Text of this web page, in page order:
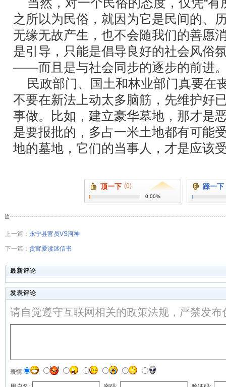
当然，对一个民俗的态度，仅凭“有
之所以为民俗，就因为它是民间的、
无缘无故产生，也不会随我们的善愿
是引导，只能是倡导良好的社会风俗
――而且是与社会同步的逐步的前进
民政部门、国土和林业部门真要在
不要在新法上动太多脑筋，先维护好
事做。比如，建立豪华墓地，那才是
是要报批的，多占一米土地都有可能
地的墓地，它们的当事人，才是应该
顶一下 (0)
0.00%
踩一下
上一篇： 永宁县官员VS河神
下一篇： 贪官爱读迷信书
最新评论
发表评论
请自觉遵守互联网相关的政策法规，严禁发
表情: